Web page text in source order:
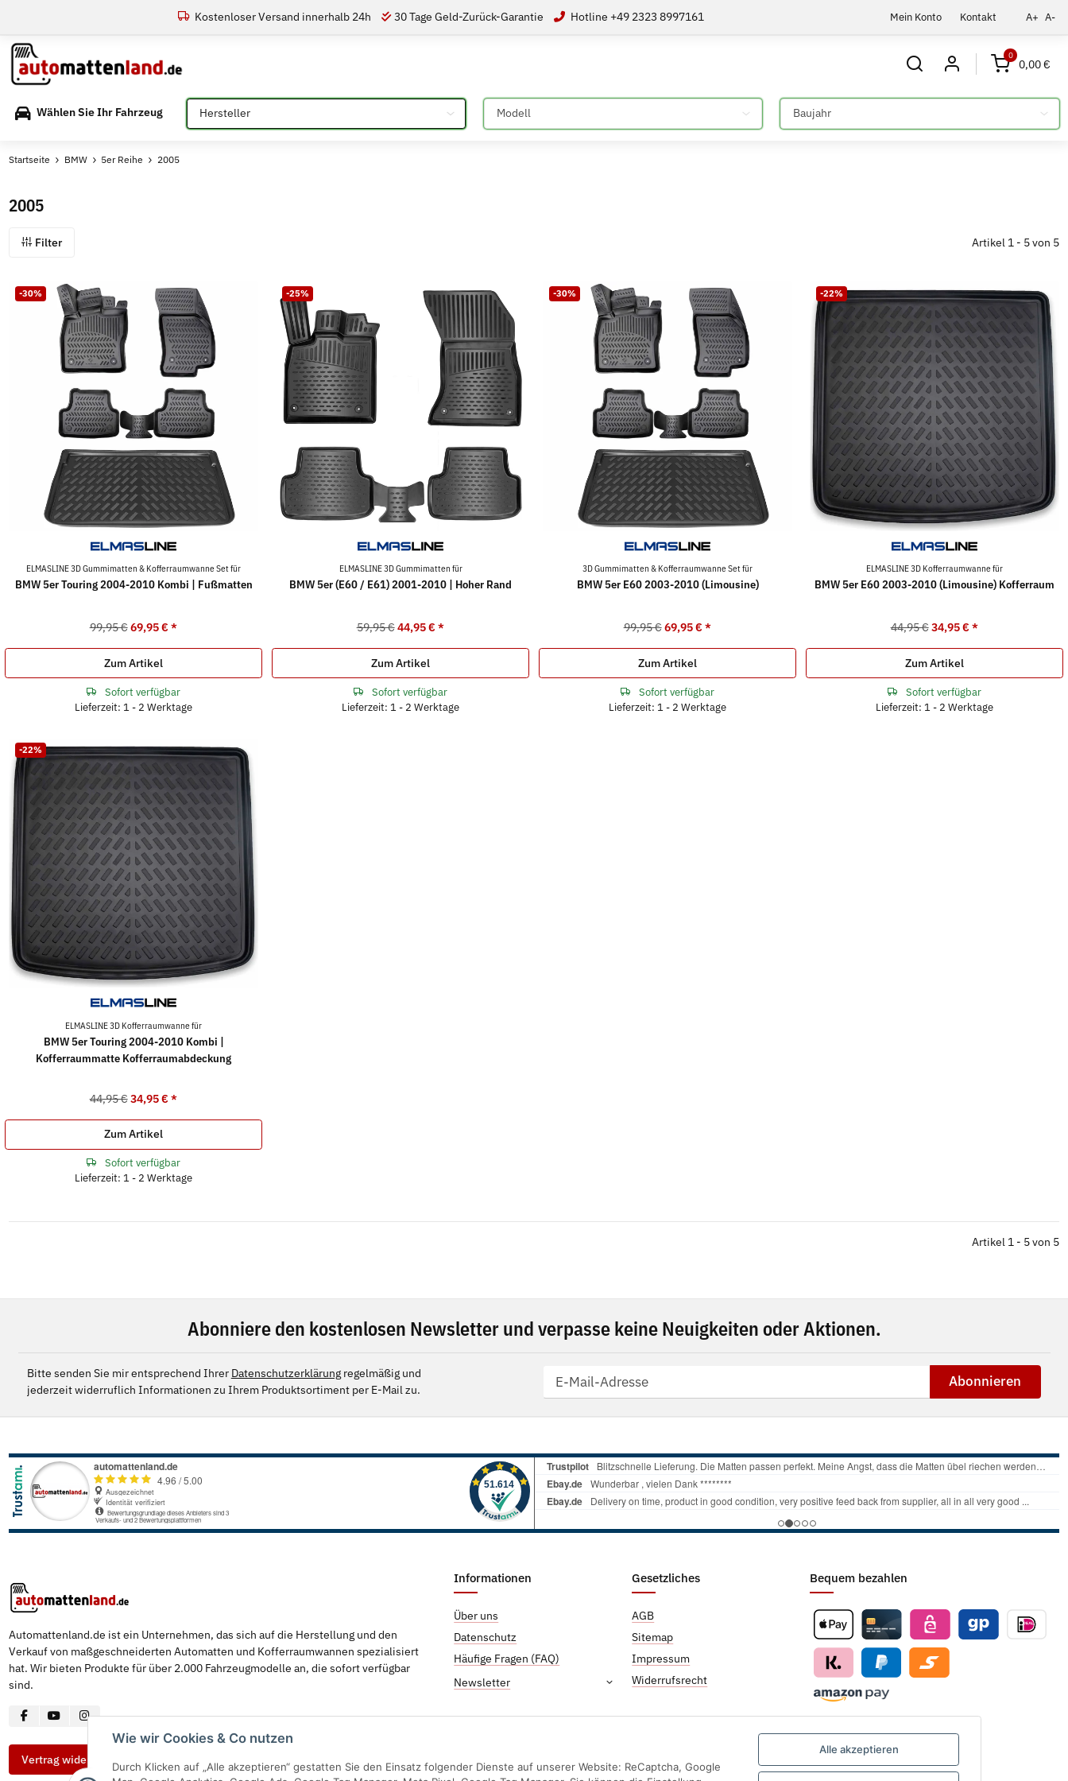
Wie wir Cookies & Co nutzen
Durch Klicken auf „Alle akzeptieren“ gestatten Sie den Einsatz folgender Dienste auf unserer Website: ReCaptcha, Google
Alle akzeptieren
Mein Konto Kontakt A+ A-
Kostenloser Versand innerhalb 24h 30 Tage Geld-Zurück-Garantie Hotline +49 2323 8997161
0
0,00 €
Wählen Sie Ihr Fahrzeug Bitte auswählen Bitte auswählen Bitte auswählen
Startseite BMW 5er Reihe 2005
2005
Filter Artikel 1 - 5 von 5
-30%
ELMASLINE 3D Gummimatten & Kofferraumwanne Set für
BMW 5er Touring 2004-2010 Kombi | Fußmatten
99,95 € 69,95 €*
Zum Artikel
Sofort verfügbar
Lieferzeit: 1 - 2 Werktage
-25%
ELMASLINE 3D Gummimatten für
BMW 5er (E60 / E61) 2001-2010 | Hoher Rand
59,95 € 44,95 €*
Zum Artikel
Sofort verfügbar
Lieferzeit: 1 - 2 Werktage
-30%
3D Gummimatten & Kofferraumwanne Set für
BMW 5er E60 2003-2010 (Limousine)
99,95 € 69,95 €*
Zum Artikel
Sofort verfügbar
Lieferzeit: 1 - 2 Werktage
-22%
ELMASLINE 3D Kofferraumwanne für
BMW 5er E60 2003-2010 (Limousine) Kofferraum
44,95 € 34,95 €*
Zum Artikel
Sofort verfügbar
Lieferzeit: 1 - 2 Werktage
-22%
ELMASLINE 3D Kofferraumwanne für
BMW 5er Touring 2004-2010 Kombi |
Kofferraummatte Kofferraumabdeckung
44,95 € 34,95 €*
Zum Artikel
Sofort verfügbar
Lieferzeit: 1 - 2 Werktage
Artikel 1 - 5 von 5
Abonniere den kostenlosen Newsletter und verpasse keine Neuigkeiten oder Aktionen.
Bitte senden Sie mir entsprechend Ihrer Datenschutzerklärungregelmäßig und
jederzeit widerruflich Informationen zu Ihrem Produktsortiment per E-Mail zu.
Abonnieren
Automattenland.de ist ein Unternehmen, das sich auf die Herstellung und den
Verkauf von maßgeschneiderten Automatten und Kofferraumwannen spezialisiert
hat. Wir bieten Produkte für über 2.000 Fahrzeugmodelle an, die sofort verfügbar
sind.
Informationen
Über uns
Datenschutz
Häufige Fragen (FAQ)
Newsletter
Gesetzliches
AGB
Sitemap
Impressum
Widerrufsrecht
Bequem bezahlen
Vertrag widerrufen